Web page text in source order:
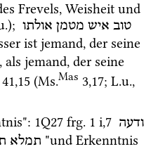
Frevels, Weisheit und
); טוב איש מטמן אולתו
ist jemand, der seine
jemand, der seine
41,15 (Ms.Mas 3,17; L.u.
: 1Q27 frg. 1 i,7 ודעה
תמלא "und Erkenntnis